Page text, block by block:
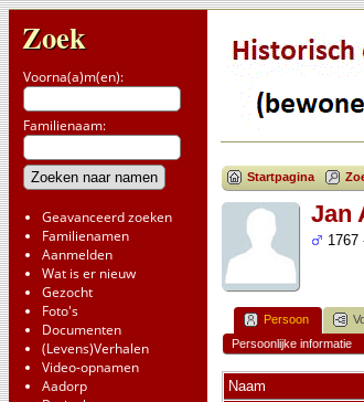
Zoek
Voorna(a)m(en):
Familienaam:
Geavanceerd zoeken
Familienamen
Aanmelden
Wat is er nieuw
Gezocht
Foto's
Documenten
(Levens)Verhalen
Video-opnamen
Aadorp
Startpagina
Jan
1767
Persoon
Persoonlijke informatie
Naam